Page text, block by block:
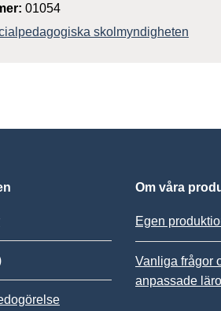
01054
skolmyndigheten
Om våra
Egen
Vanliga frågor
anpassade